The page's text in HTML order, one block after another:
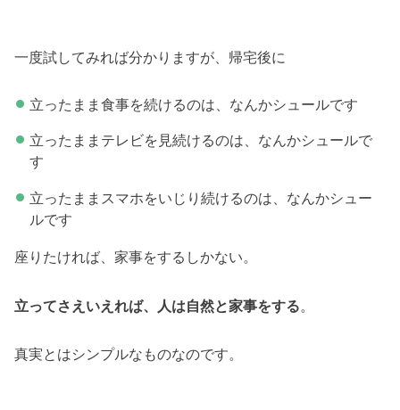
一度試してみれば分かりますが、帰宅後に
立ったまま食事を続けるのは、なんかシュールです
立ったままテレビを見続けるのは、なんかシュールで
す
立ったままスマホをいじり続けるのは、なんかシュー
ルです
座りたければ、家事をするしかない。
立ってさえいえれば、人は自然と家事をする
真実とはシンプルなものなのです。